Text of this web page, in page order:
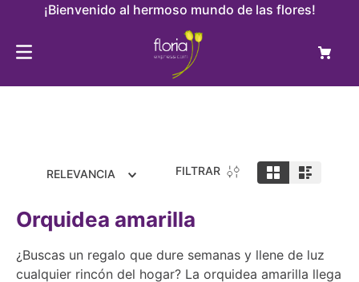
¡Bienvenido al hermoso mundo de las flores!
RELEVANCIA FILTRAR
Orquidea amarilla
¿Buscas un regalo que dure semanas y llene de luz
cualquier rincón del hogar? La orquidea amarilla llega